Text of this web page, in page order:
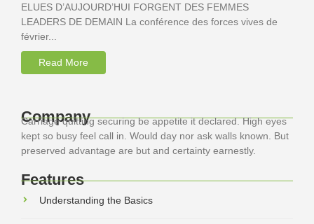
ELUES D’AUJOURD’HUI FORGENT DES FEMMES
LEADERS DE DEMAIN La conférence des forces vives de
février...
Read More
Company
Carriage quitting securing be appetite it declared. High eyes
kept so busy feel call in. Would day nor ask walls known. But
preserved advantage are but and certainty earnestly.
Features
Understanding the Basics